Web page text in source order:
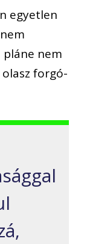
egyetlen
nem
olasz forgó-